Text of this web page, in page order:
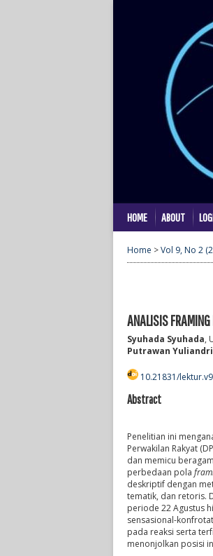
HOME ABOUT
Home >Vol 9, No 2
ANALISIS FRAMING
Syuhada Syuhada,
Putrawan Yuliandri
10.21831/
Abstract
Penelitian ini
Perwakilan Rakyat
dan memicu
perbedaan pola
deskriptif dengan
tematik, dan retoris.
periode 22 Agustus
sensasional-
pada reaksi serta
menonjolkan posisi